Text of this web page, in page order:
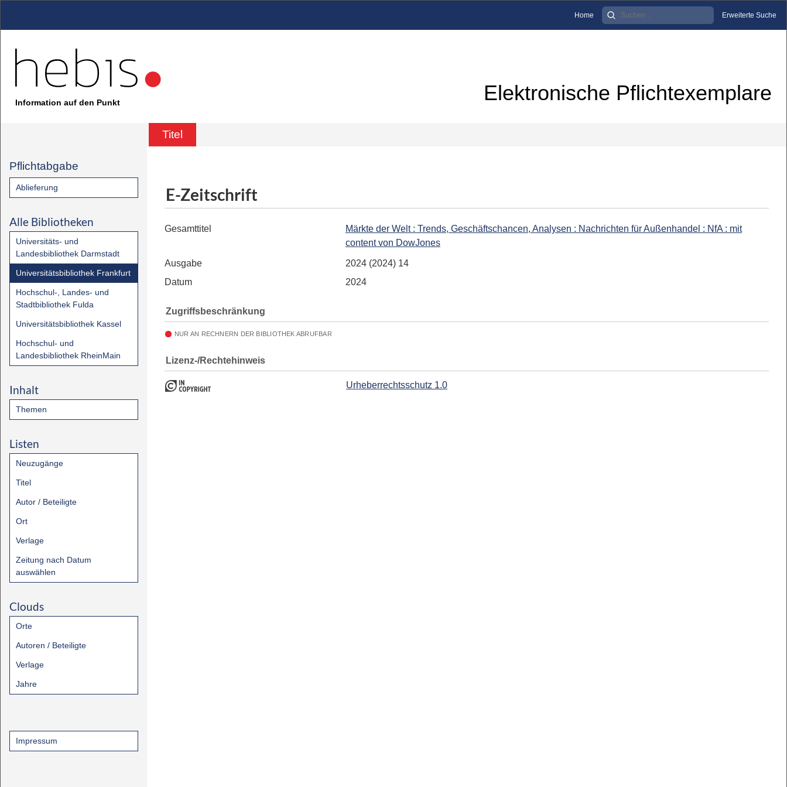
Home Erweiterte Suche
Information auf den Punkt Elektronische Pflichtexemplare
Titel
Pflichtabgabe
Ablieferung
Alle Bibliotheken
Universitäts- und
Landesbibliothek Darmstadt
Universitätsbibliothek Frankfurt
Hochschul-, Landes- und
Stadtbibliothek Fulda
Universitätsbibliothek Kassel
Hochschul- und
Landesbibliothek RheinMain
Inhalt
Themen
Listen
Neuzugänge
Titel
Autor / Beteiligte
Ort
Verlage
Zeitung nach Datum
auswählen
Clouds
Orte
Autoren / Beteiligte
Verlage
Jahre
Impressum
E-Zeitschrift
Gesamttitel
Märkte der Welt : Trends, Geschäftschancen, Analysen : Nachrichten für Außenhandel : NfA : mit
content von DowJones
Ausgabe
2024 (2024) 14
Datum
2024
Zugriffsbeschränkung
NUR AN RECHNERN DER BIBLIOTHEK ABRUFBAR
Lizenz-/Rechtehinweis
Urheberrechtsschutz 1.0